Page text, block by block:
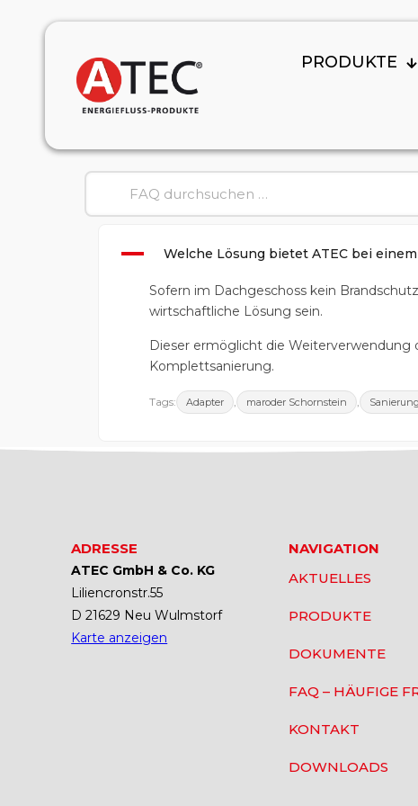
PRODUKTE
A Welche Lösung bietet ATEC bei
Sofern im Dachgeschoss kein
wirtschaftliche Lösung sein.
Dieser ermöglicht die
Komplettsanierung.
Tags: Adapter , maroder Schornstein , Sanierung
ADRESSE
ATEC GmbH & Co. KG
Liliencronstr.55
D 21629 Neu Wulmstorf
Karte anzeigen
NAVIGATION
AKTUELLES
PRODUKTE
DOKUMENTE
FAQ – HÄUFIGE
KONTAKT
DOWNLOADS